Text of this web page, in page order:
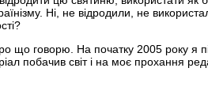
Ні, не відродили, не
що говорю. На початку 2005 року я
побачив світ і на моє прохання